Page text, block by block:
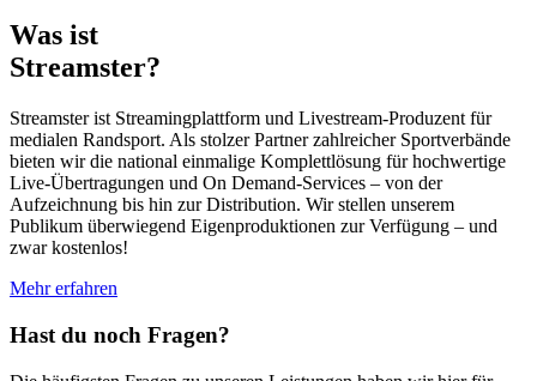
Was ist
Streamster?
Streamster ist Streamingplattform und Livestream-Produzent für
medialen Randsport. Als stolzer Partner zahlreicher Sportverbände
bieten wir die national einmalige Komplettlösung für hochwertige
Live-Übertragungen und On Demand-Services – von der
Aufzeichnung bis hin zur Distribution. Wir stellen unserem
Publikum überwiegend Eigenproduktionen zur Verfügung – und
zwar kostenlos!
Mehr erfahren
Hast du noch Fragen?